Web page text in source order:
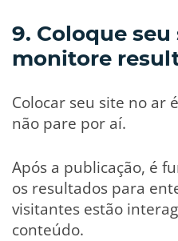
9. Coloque
monitore
Colocar seu site no ar
não pare por aí.
Após a publicação, é
os resultados para
visitantes estão
conteúdo.